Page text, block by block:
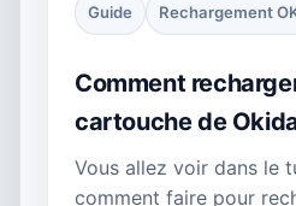
Guide Rechargement
Comment
cartouche de
Vous allez voir dans le
comment faire pour